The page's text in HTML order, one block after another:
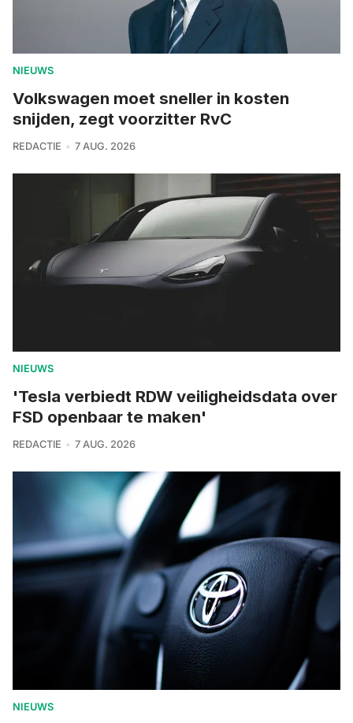
NIEUWS
Volkswagen moet sneller in kosten
snijden, zegt voorzitter RvC
REDACTIE 7 AUG. 2026
NIEUWS
'Tesla verbiedt RDW veiligheidsdata over
FSD openbaar te maken'
REDACTIE 7 AUG. 2026
NIEUWS